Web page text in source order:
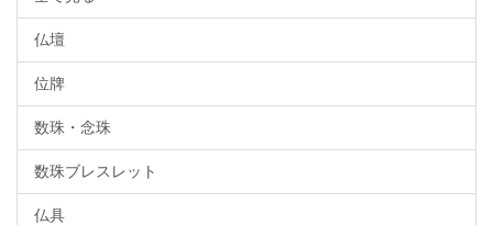
仏壇
位牌
数珠・念珠
数珠ブレスレット
仏具